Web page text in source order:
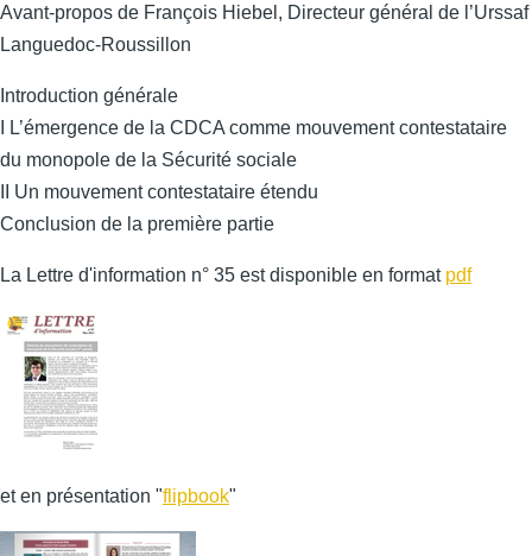
Avant-propos de François Hiebel, Directeur général de l’Urssaf
Languedoc-Roussillon
Introduction générale
I L’émergence de la CDCA comme mouvement contestataire
du monopole de la Sécurité sociale
II Un mouvement contestataire étendu
Conclusion de la première partie
La Lettre d'information n° 35 est disponible en format pdf
et en présentation "flipbook"